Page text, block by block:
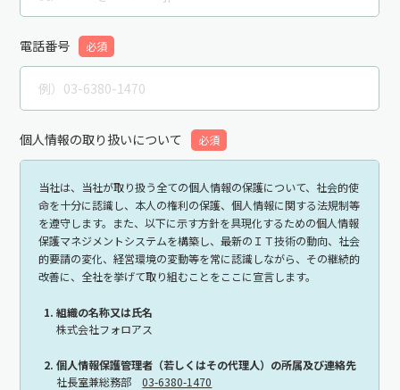
電話番号 必須
個人情報の取り扱いについて 必須
当社は、当社が取り扱う全ての個人情報の保護について、社会的使
命を十分に認識し、本人の権利の保護、個人情報に関する法規制等
を遵守します。また、以下に示す方針を具現化するための個人情報
保護マネジメントシステムを構築し、最新のＩＴ技術の動向、社会
的要請の変化、経営環境の変動等を常に認識しながら、その継続的
改善に、全社を挙げて取り組むことをここに宣言します。
組織の名称又は氏名
株式会社フォロアス
個人情報保護管理者（若しくはその代理人）の所属及び連絡先
社長室兼総務部03-6380-1470